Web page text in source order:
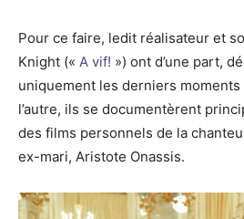
Pour ce faire, ledit réalisateur et
Knight (« A vif! ») ont d’une part,
uniquement les derniers moments
l’autre, ils se documentèrent
des films personnels de la
ex-mari, Aristote Onassis.